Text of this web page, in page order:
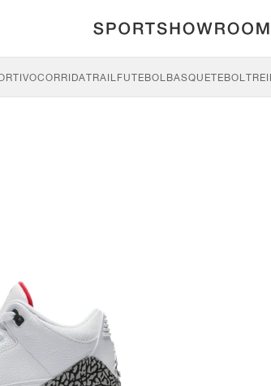
CORRIDATRAILFUTEBOLBASQUETEBOL